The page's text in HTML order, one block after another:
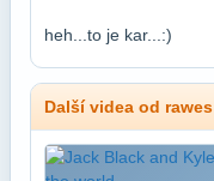
heh...to je kar...:)
Další videa od rawes